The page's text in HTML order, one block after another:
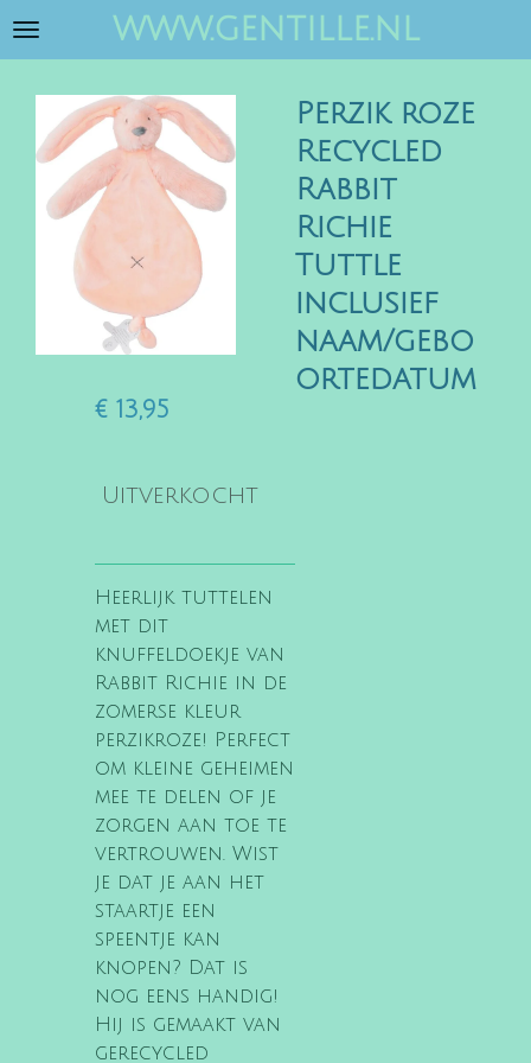
Ga
hoofdinhoud
www.gentille.nl
Perzik roze
Recycled
Rabbit
Richie
Tuttle
inclusief
naam/gebo
ortedatum
€ 13,95
Uitverkocht
Heerlijk tuttelen
met dit
knuffeldoekje van
Rabbit Richie in de
zomerse kleur
perzikroze! Perfect
om kleine geheimen
mee te delen of je
zorgen aan toe te
vertrouwen. Wist
je dat je aan het
staartje een
speentje kan
knopen? Dat is
nog eens handig!
Hij is gemaakt van
gerecycled